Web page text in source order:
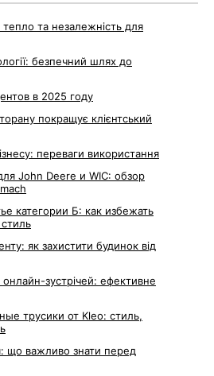
та незалежність для
безпечний шлях до
в 2025 году
покращує клієнтський
переваги використання
John Deere и WIC: обзор
категории Б: как избежать
як захистити будинок від
онлайн-зустрічей: ефективне
трусики от Kleo: стиль,
що важливо знати перед